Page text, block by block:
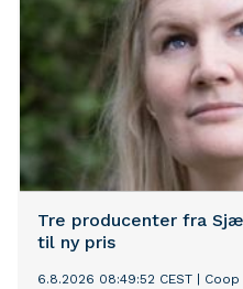
Tre producenter fra
til ny pris
6.8.2026 08:49:52 CEST